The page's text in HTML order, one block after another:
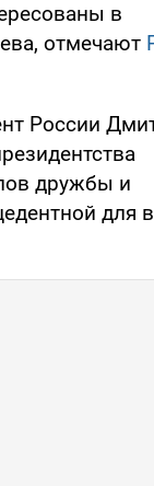
в
отмечают
России
дружбы и
для